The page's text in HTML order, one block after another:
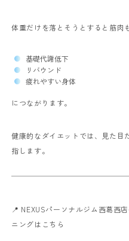
体重だけを落とそうとすると筋肉
基礎代謝低下
リバウンド
疲れやすい身体
につながります。
健康的なダイエットでは、見た目
指します。
📍 NEXUSパーソナルジム西葛西
ニングはこちら